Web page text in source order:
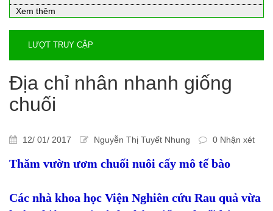
Xem thêm
LƯỢT TRUY CẬP
Địa chỉ nhân nhanh giống
chuối
12/ 01/ 2017 Nguyễn Thị Tuyết Nhung 0 Nhận xét
Thăm vườn ươm chuối nuôi cấy mô tế bào
Các nhà khoa học Viện Nghiên cứu Rau quả vừa